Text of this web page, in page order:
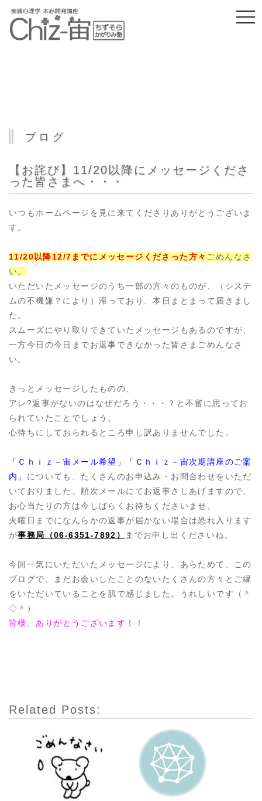
ブログ
【お詫び】11/20以降にメッセージくださ
った皆さまへ・・・
いつもホームページを見に来てくださりありがとうございま
す。
11/20以降12/7までにメッセージくださった方々 ごめんなさ
い。
いただいたメッセージのうち一部の方々のものが、（システ
ムの不機嫌？により）滞っており、本日まとまって届きまし
た。
スムーズにやり取りできていたメッセージもあるのですが、
一方今日の今日までお返事できなかった皆さまごめんなさ
い。
きっとメッセージしたものの、
アレ?返事がないのはなぜだろう・・・？と不審に思ってお
られていたことでしょう。
心待ちにしておられるところ申し訳ありませんでした。
「Ｃｈｉｚ－宙メール希望」「Ｃｈｉｚ－宙次期講座のご案
内」 についても、たくさんのお申込み・お問合わせをいただ
いておりました。順次メールにてお返事さしあげますので、
お心当たりの方は今しばらくお待ちくださいませ。
火曜日までになんらかの返事が届かない場合は恐れ入ります
が事務局（06-6351-7892） までお申し出くださいね。
今回一気にいただいたメッセージにより、あらためて、この
ブログで、まだお会いしたことのないたくさんの方々とご縁
をいただいていることを肌で感じました。うれしいです（＾
◇＾）
皆様、ありがとうございます！！
Related Posts: